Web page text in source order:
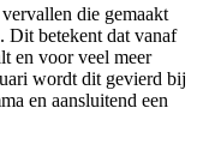
die gemaakt
Dit betekent dat vanaf
en voor veel meer
wordt dit gevierd bij
en aansluitend een